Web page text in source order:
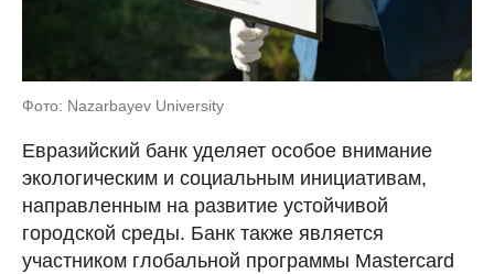
Фото: Nazarbayev University
Евразийский банк уделяет особое внимание
экологическим и социальным инициативам,
направленным на развитие устойчивой
городской среды. Банк также является
участником глобальной программы Mastercard